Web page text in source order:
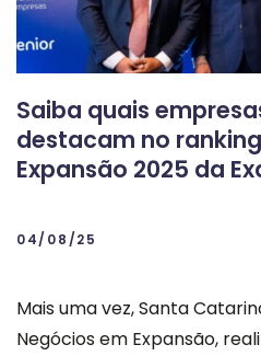
Saiba quais
destacam no
Expansão 2025 da
04/08/25
Mais uma vez, Santa
Negócios em Expansão,